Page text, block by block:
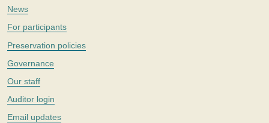
News
For participants
Preservation policies
Governance
Our staff
Auditor login
Email updates